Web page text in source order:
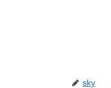
sky